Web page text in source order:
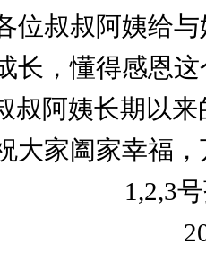
位叔叔阿姨给
长，懂得感恩
阿姨长期以来
大家阖家幸福
孩子
年6